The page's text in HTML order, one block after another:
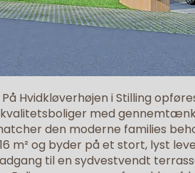
På Hvidkløverhøjen i Stilling
kvalitetsboliger med
den moderne families
m² og byder på et stort, lyst
adgang til en sydvestvendt